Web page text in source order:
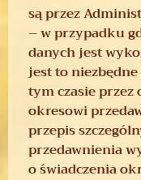
są przez
– w przypadku
danych jest
jest to
tym czasie
okresowi
przepis
przedawnienia
o świadczenia